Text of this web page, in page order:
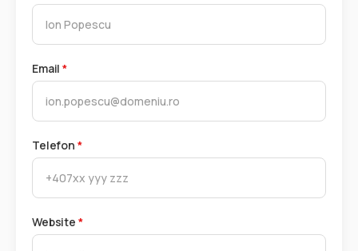
Email*
Telefon *
Website *